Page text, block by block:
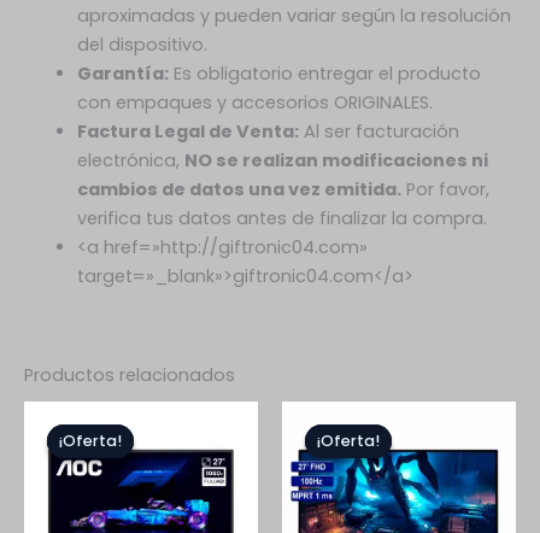
aproximadas y pueden variar según la resolución
del dispositivo.
Garantía: Es obligatorio entregar el producto
con empaques y accesorios ORIGINALES.
Factura Legal de Venta: Al ser facturación
electrónica, NO se realizan modificaciones ni
cambios de datos una vez emitida. Por favor,
verifica tus datos antes de finalizar la compra.
<a href=»http://giftronic04.com»
target=»_blank»>giftronic04.com</a>
Productos relacionados
¡Oferta!
¡Oferta!precio
original
era:
$1.099.999.
actual
es:
$507.999.
¡Oferta!
¡Oferta!precio
original
era:
$1.599.900.
actual
es:
$802.900.